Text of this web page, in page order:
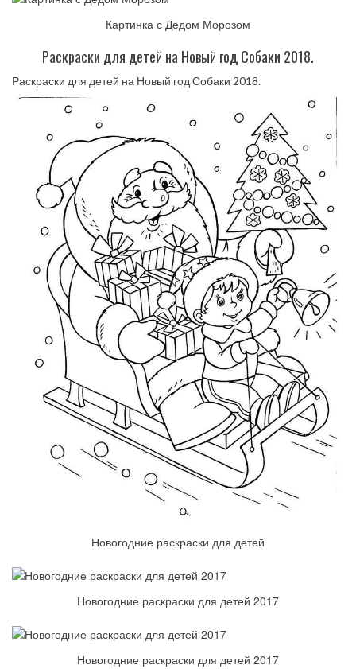
Картинка с Дедом Морозом
Раскраски для детей на Новый год Собаки 2018.
Раскраски для детей на Новый год Собаки 2018.
Новогодние раскраски для детей
Новогодние раскраски для детей 2017
Новогодние раскраски для детей 2017